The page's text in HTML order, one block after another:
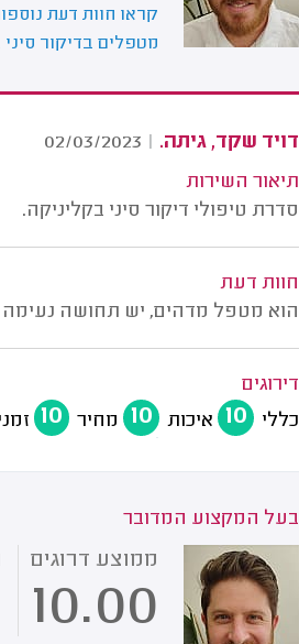
קראו חוות דעת
מטפלים בדיקור
דויד שקד, גיתה. |
02/03/2023
תיאור השירות
סדרת טיפולי דיקור סיני בקליניקה.
חוות דעת
הוא מטפל מדהים, יש תחושה נעימה
דירוגים
כללי
10 איכות 10 מחיר 10
בעל המקצוע המדובר
ממוצע דרוגים
10.00